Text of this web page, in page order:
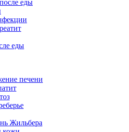
еды
еды
печени
Жильбера